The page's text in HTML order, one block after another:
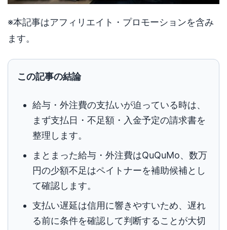
※本記事はアフィリエイト・プロモーションを含み
ます。
この記事の結論
給与・外注費の支払いが迫っている時は、
まず支払日・不足額・入金予定の請求書を
整理します。
まとまった給与・外注費はQuQuMo、数万
円の少額不足はペイトナーを補助候補とし
て確認します。
支払い遅延は信用に響きやすいため、遅れ
る前に条件を確認して判断することが大切